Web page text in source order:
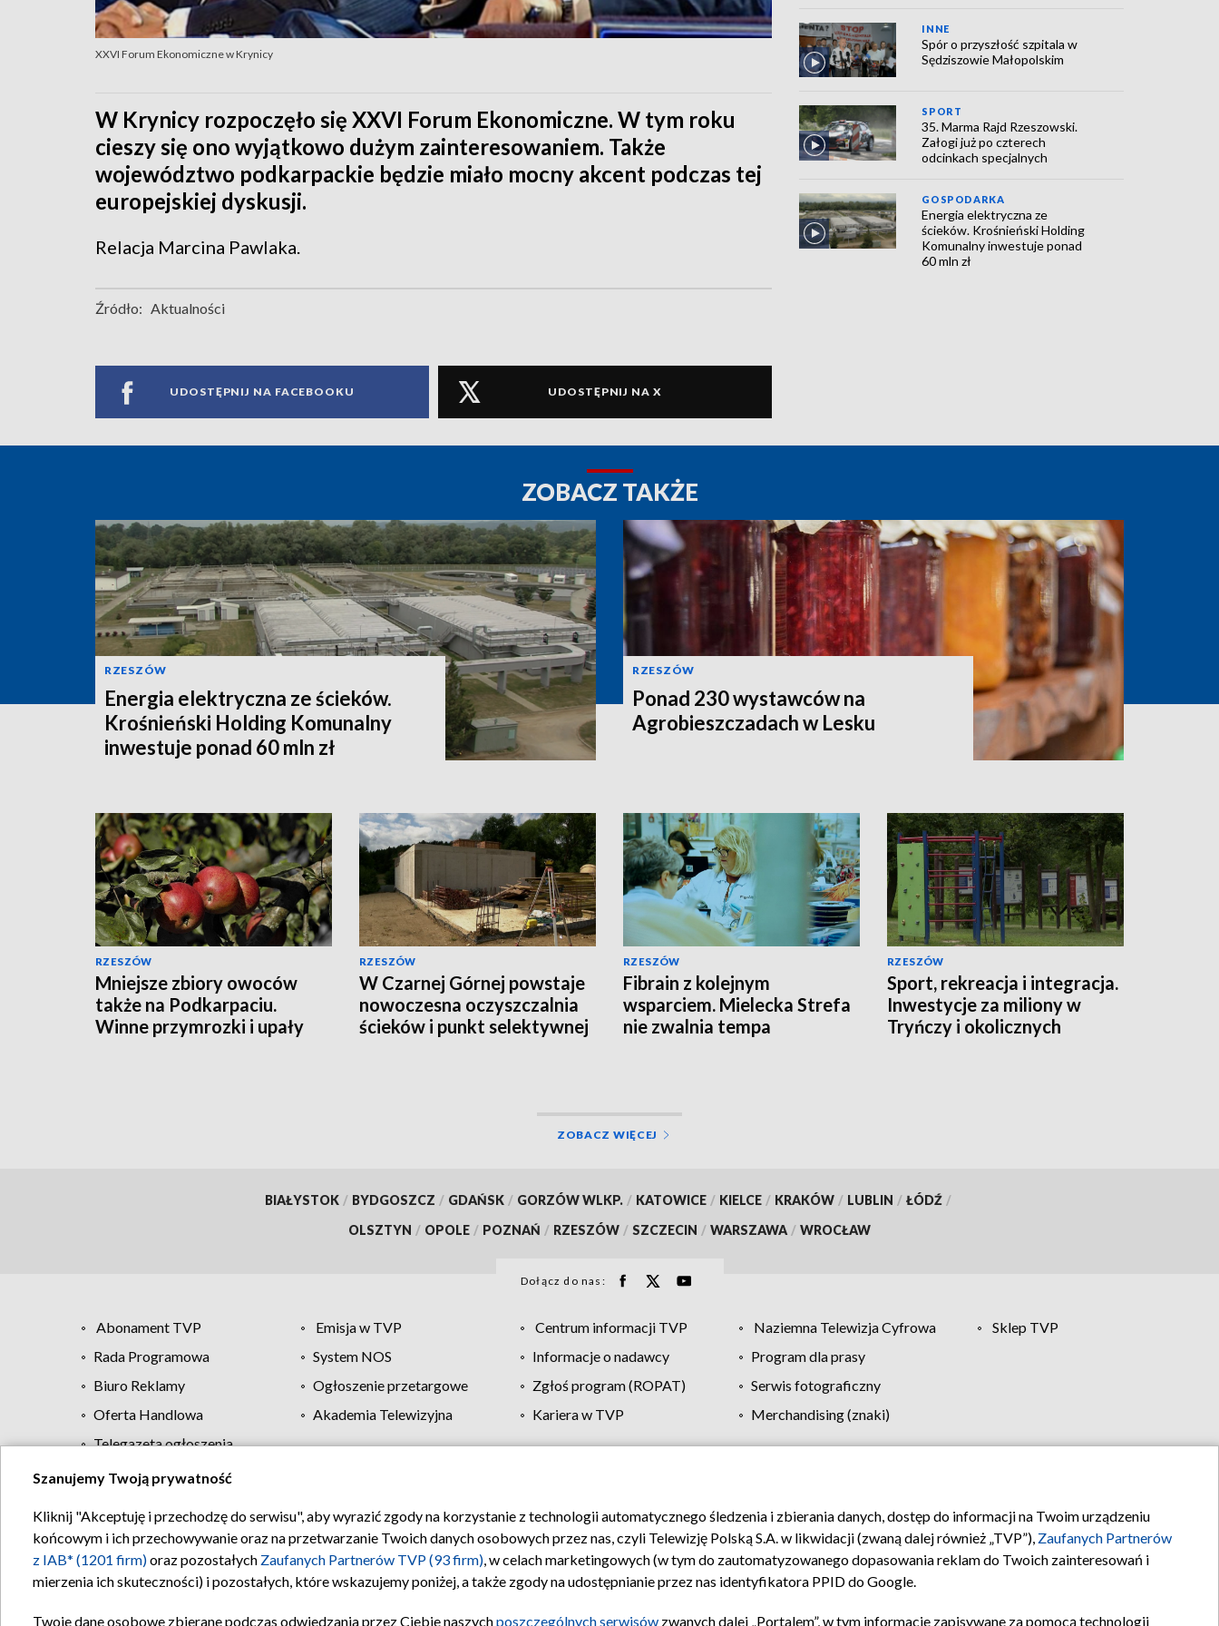
XXVI Forum Ekonomiczne w Krynicy
W Krynicy rozpoczęło się XXVI Forum Ekonomiczne. W tym roku
cieszy się ono wyjątkowo dużym zainteresowaniem. Także
województwo podkarpackie będzie miało mocny akcent podczas tej
europejskiej dyskusji.
Relacja Marcina Pawlaka.
Źródło: Aktualności
UDOSTĘPNIJ NA FACEBOOKU UDOSTĘPNIJ NA X
INNE
Spór o przyszłość szpitala w
Sędziszowie Małopolskim
SPORT
35. Marma Rajd Rzeszowski.
Załogi już po czterech
odcinkach specjalnych
GOSPODARKA
Energia elektryczna ze
ścieków. Krośnieński Holding
Komunalny inwestuje ponad
60 mln zł
ZOBACZ TAKŻE
RZESZÓW
Energia elektryczna ze ścieków.
Krośnieński Holding Komunalny
inwestuje ponad 60 mln zł
RZESZÓW
Ponad 230 wystawców na
Agrobieszczadach w Lesku
RZESZÓW
Mniejsze zbiory owoców
także na Podkarpaciu.
Winne przymrozki i upały
RZESZÓW
W Czarnej Górnej powstaje
nowoczesna oczyszczalnia
ścieków i punkt selektywnej
RZESZÓW
Fibrain z kolejnym
wsparciem. Mielecka Strefa
nie zwalnia tempa
RZESZÓW
Sport, rekreacja i integracja.
Inwestycje za miliony w
Tryńczy i okolicznych
ZOBACZ WIĘCEJ
BIAŁYSTOK / BYDGOSZCZ / GDAŃSK / GORZÓW WLKP. / KATOWICE / KIELCE / KRAKÓW / LUBLIN / ŁÓDŹ /
OLSZTYN / OPOLE / POZNAŃ / RZESZÓW / SZCZECIN / WARSZAWA / WROCŁAW
Dołącz do nas:
Abonament TVP Emisja w TVP Centrum informacji TVP Naziemna Telewizja Cyfrowa
Sklep TVP
Rada Programowa
System NOS Informacje o nadawcy
Program dla prasy
Biuro Reklamy
Ogłoszenie przetargowe Zgłoś program (ROPAT)
Serwis fotograficzny
Oferta Handlowa
Akademia Telewizyjna Kariera w TVP
Merchandising (znaki)
Telegazeta ogłoszenia
Regulamin TVP Polityka prywatności Moje zgody Pomoc Biuro reklamy Kontakt
Szanujemy Twoją prywatność
Kliknij "Akceptuję i przechodzę do serwisu", aby wyrazić zgody na korzystanie z technologii automatycznego śledzenia i zbierania danych, dostęp do informacji na Twoim urządzeniu
końcowym i ich przechowywanie oraz na przetwarzanie Twoich danych osobowych przez nas, czyli Telewizję Polską S.A. w likwidacji (zwaną dalej również „TVP”), Zaufanych Partnerów
z IAB* (1201 firm)oraz pozostałych Zaufanych Partnerów TVP (93 firm), w celach marketingowych (w tym do zautomatyzowanego dopasowania reklam do Twoich zainteresowań i
mierzenia ich skuteczności) i pozostałych, które wskazujemy poniżej, a także zgody na udostępnianie przez nas identyfikatora PPID do Google.
Twoje dane osobowe zbierane podczas odwiedzania przez Ciebie naszychposzczególnych serwisów zwanych dalej „Portalem”, w tym informacje zapisywane za pomocą technologii